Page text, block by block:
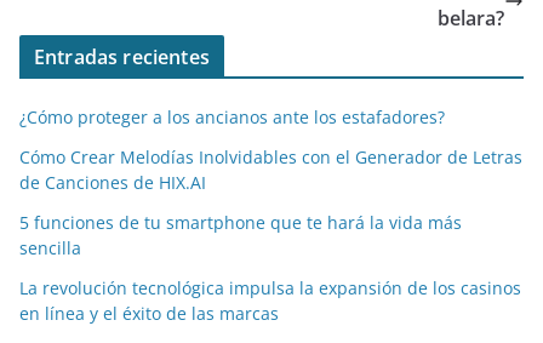
belara?
Entradas recientes
¿Cómo proteger a los ancianos ante los estafadores?
Cómo Crear Melodías Inolvidables con el Generador de Letras
de Canciones de HIX.AI
5 funciones de tu smartphone que te hará la vida más
sencilla
La revolución tecnológica impulsa la expansión de los casinos
en línea y el éxito de las marcas